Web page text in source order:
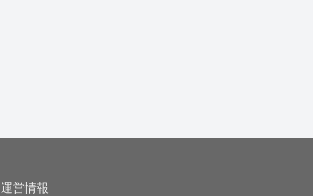
運営情報